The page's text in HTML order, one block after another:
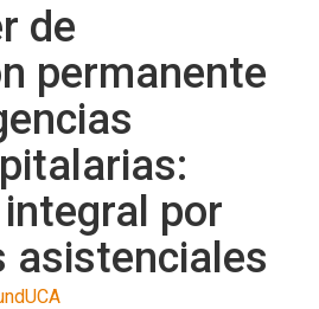
de
permanente
por
asistenciales